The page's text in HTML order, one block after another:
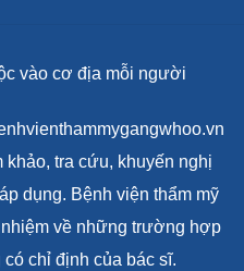
vào cơ địa mỗi người
khảo, tra cứu, khuyến nghị
dụng. Bệnh viện thẩm mỹ
về những trường hợp
chỉ định của bác sĩ.